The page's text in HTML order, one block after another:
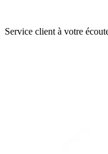
Service client à votre